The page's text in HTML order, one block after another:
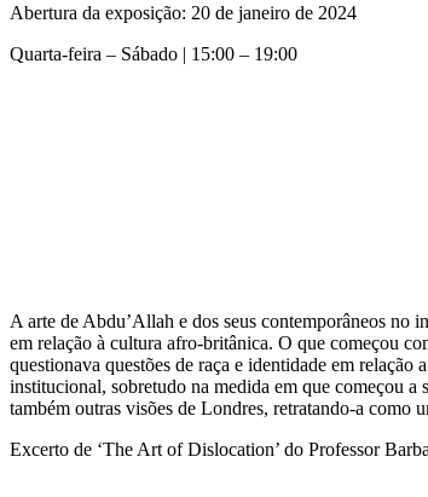
Abertura da exposição: 20 de janeiro de 2024
Quarta-feira – Sábado | 15:00 – 19:00
A arte de Abdu’Allah e dos seus contemporâneos no
em relação à cultura afro-britânica. O que começou
questionava questões de raça e identidade em
institucional, sobretudo na medida em que começou a
também outras visões de Londres, retratando-a como
Excerto de ‘The Art of Dislocation’ do Professor